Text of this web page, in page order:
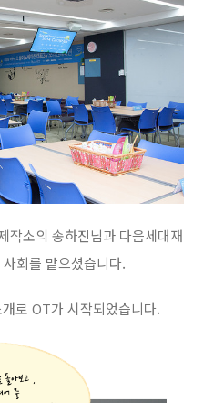
작소의 송하진님과 다음세대재
회를 맡으셨습니다.
로 OT가 시작되었습니다.